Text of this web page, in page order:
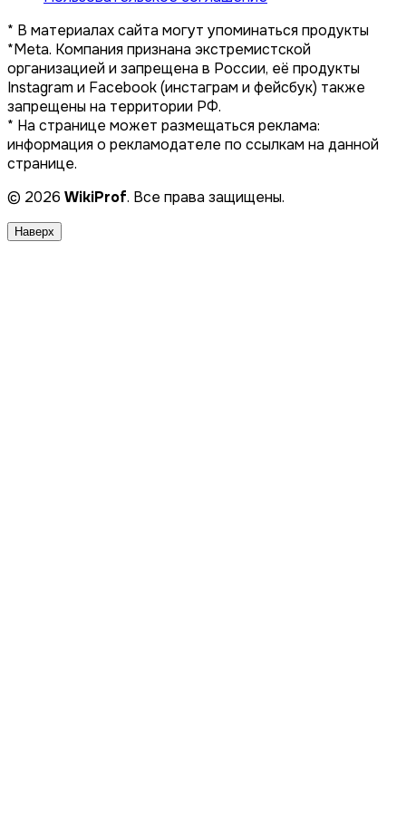
* В материалах сайта могут упоминаться продукты
*Meta. Компания признана экстремистской
организацией и запрещена в России, её продукты
Instagram и Facebook (инстаграм и фейсбук) также
запрещены на территории РФ.
* На странице может размещаться реклама:
информация о рекламодателе по ссылкам на данной
странице.
© 2026 WikiProf. Все права защищены.
Наверх